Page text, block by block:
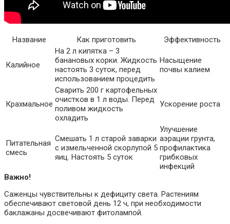
Название Как приготовить Эффективность
Калийное
На 2 л кипятка – 3
банановых корки. Жидкость
настоять 3 суток, перед
использованием процедить
Насыщение
почвы калием
Крахмальное
Сварить 200 г картофельных
очистков в 1 л воды. Перед
поливом жидкость
охладить
Ускорение роста
Питательная
смесь
Смешать 1 л старой заварки
с измельченной скорлупой 5
яиц. Настоять 5 суток
Улучшение
аэрации грунта,
профилактика
грибковых
инфекций
Важно!
Саженцы чувствительны к дефициту света. Растениям
обеспечивают световой день 12 ч, при необходимости
баклажаны досвечивают фитолампой.